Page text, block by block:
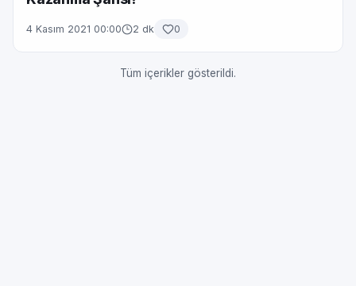
4 Kasım 2021 00:00 2 dk 0
Tüm içerikler gösterildi.